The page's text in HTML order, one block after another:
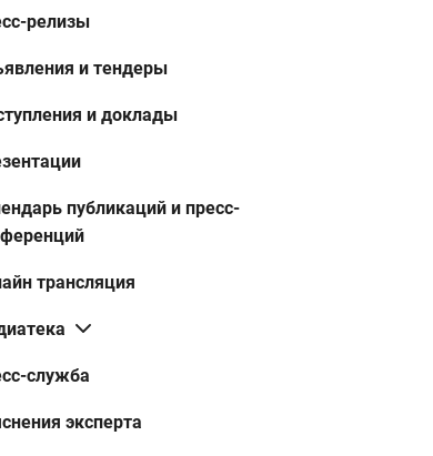
релизы
и тендеры
и доклады
публикаций и пресс-
трансляция
служба
эксперта